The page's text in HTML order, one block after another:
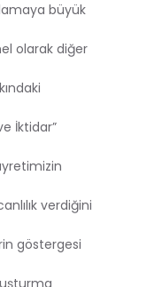
büyük
olarak diğer
İktidar”
verdiğini
göstergesi